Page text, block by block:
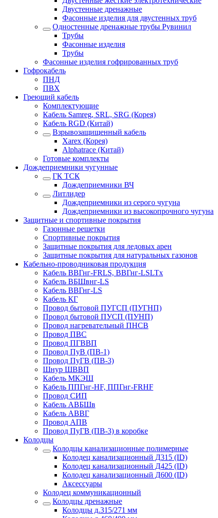
Двустенные дренажные
Фасонные изделия для двустенных труб
Одностенные дренажные трубы Рувинил
Трубы
Фасонные изделия
Трубы
Фасонные изделия гофрированных труб
Гофрокабель
ПНД
ПВХ
Греющий кабель
Комплектующие
Кабель Samreg, SRL, SRG (Корея)
Кабель RGD (Китай)
Взрывозащищенный кабель
Xarex (Корея)
Alphatrace (Китай)
Готовые комплекты
Дождеприемники чугунные
ГК ТСК
Дождеприемники ВЧ
Литлидер
Дождеприемники из серого чугуна
Дождеприемники из высокопрочного чугуна
Защитные и спортивные покрытия
Газонные решетки
Спортивные покрытия
Защитные покрытия для ледовых арен
Защитные покрытия для натуральных газонов
Кабельно-проводниковая продукция
Кабель ВВГнг-FRLS, ВВГнг-LSLTx
Кабель ВБШвнг-LS
Кабель ВВГнг-LS
Кабель КГ
Провод бытовой ПУГСП (ПУГНП)
Провод бытовой ПУСП (ПУНП)
Провод нагревательный ПНСВ
Провод ПВС
Провод ПГВВП
Провод ПуВ (ПВ-1)
Провод ПуГВ (ПВ-3)
Шнур ШВВП
Кабель МКЭШ
Кабель ППГнг-HF, ППГнг-FRHF
Провод СИП
Кабель АВБШв
Кабель АВВГ
Провод АПВ
Провод ПуГВ (ПВ-3) в коробке
Колодцы
Колодцы канализационные полимерные
Колодец канализационный Д315 (ID)
Колодец канализационный Д425 (ID)
Колодец канализационный Д600 (ID)
Аксессуары
Колодец коммуникационный
Колодцы дренажные
Колодцы д.315/271 мм